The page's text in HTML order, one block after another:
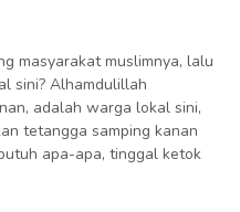
masyarakat muslimnya, lalu
sini? Alhamdulillah
adalah warga lokal sini,
tetangga samping kanan
apa-apa, tinggal ketok